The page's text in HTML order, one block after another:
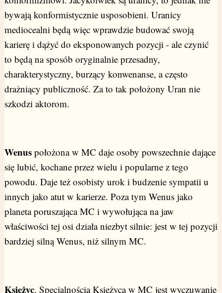
bywają konformistycznie usposobieni. Uranicy
mediocealni będą więc wprawdzie budować swoją
karierę i dążyć do eksponowanych pozycji - ale czynić
to będą na sposób oryginalnie przesadny,
charakterystyczny, burzący konwenanse, a często
drażniący publiczność. Za to tak położony Uran nie
szkodzi aktorom.
Wenuspołożona w MC daje osoby powszechnie dające
się lubić, kochane przez wielu i popularne z tego
powodu. Daje też osobisty urok i budzenie sympatii u
innych jako atut w karierze. Poza tym Wenus jako
planeta poruszająca MC i wywołująca na jaw
właściwości tej osi działa niezbyt silnie: jest w tej pozycji
bardziej silną Wenus, niż silnym MC.
Księżyc. Specjalnością Księżyca w MC jest wyczuwanie